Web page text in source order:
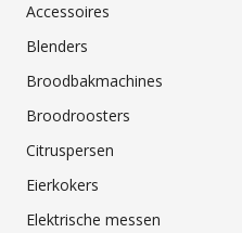
Accessoires
Blenders
Broodbakmachines
Broodroosters
Citruspersen
Eierkokers
Elektrische messen